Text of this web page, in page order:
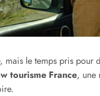
mais le temps pris pour
tourisme France, une